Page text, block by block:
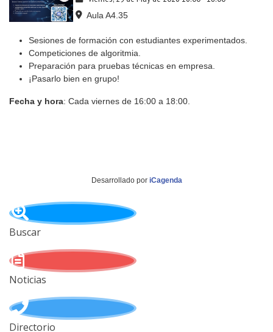
Aula A4.35
Sesiones de formación con estudiantes experimentados.
Competiciones de algoritmia.
Preparación para pruebas técnicas en empresa.
¡Pasarlo bien en grupo!
Fecha y hora: Cada viernes de 16:00 a 18:00.
Desarrollado por iCagenda
Buscar
Noticias
Directorio